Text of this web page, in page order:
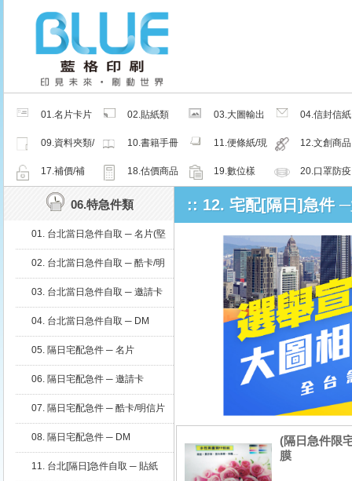
01.名片卡片
02.貼紙類
03.大圖輸出
04.信封信紙
09.資料夾類/
夾鏈密封袋
10.書籍手冊
11.便條紙/現
成品
12.文創商品
17.補價/補
檔/紙樣
18.估價商品 19.數位樣
20.口罩防疫
06.特急件類
01. 台北當日急件自取 ─ 名片(堅
同需求)
02. 台北當日急件自取 ─ 酷卡/明
03. 台北當日急件自取 ─ 邀請卡
04. 台北當日急件自取 ─ DM
05. 隔日宅配急件 ─ 名片
06. 隔日宅配急件 ─ 邀請卡
07. 隔日宅配急件 ─ 酷卡/明信片
08. 隔日宅配急件 ─ DM
11. 台北[隔日]急件自取 ─ 貼紙
:: 12. 宅配[隔日]急件
(隔日急件限
膜